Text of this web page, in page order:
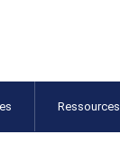
Ressources